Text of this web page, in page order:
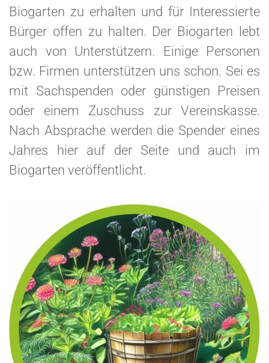
Biogarten zu erhalten und für Interessierte
Bürger offen zu halten. Der Biogarten lebt
auch von Unterstützern. Einige Personen
bzw. Firmen unterstützen uns schon. Sei es
mit Sachspenden oder günstigen Preisen
oder einem Zuschuss zur Vereinskasse.
Nach Absprache werden die Spender eines
Jahres hier auf der Seite und auch im
Biogarten veröffentlicht.